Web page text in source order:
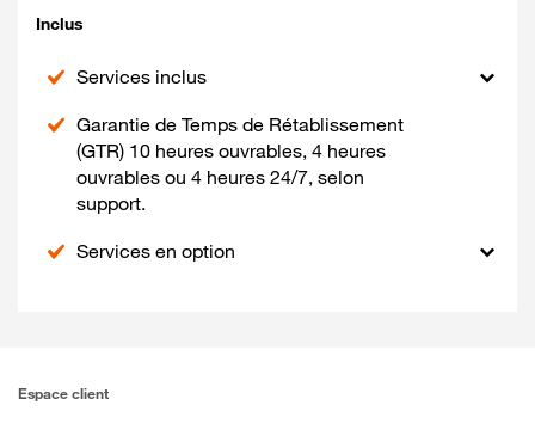
Inclus
Services inclus
Garantie de Temps de Rétablissement
(GTR) 10 heures ouvrables, 4 heures
ouvrables ou 4 heures 24/7, selon
support.
Services en option
Espace client